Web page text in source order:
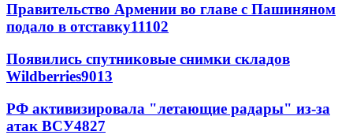
Правительство Армении во главе с Пашиняном
подало в отставку11102
Появились спутниковые снимки складов
Wildberries9013
РФ активизировала "летающие радары" из-за
атак ВСУ4827